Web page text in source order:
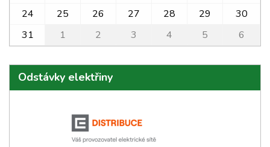
24
25 26 27 28 29
30
31
1 2 3 4 5 6
Odstávky elektřiny